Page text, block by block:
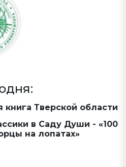
книга Тверской области
в Саду Души - «100
на лопатах»